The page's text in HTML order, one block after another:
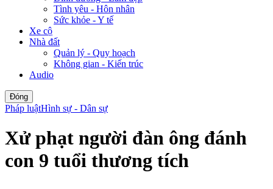
Tình yêu - Hôn nhân
Sức khỏe - Y tế
Xe cộ
Nhà đất
Quản lý - Quy hoạch
Không gian - Kiến trúc
Audio
Đóng
Pháp luậtHình sự - Dân sự
Xử phạt người đàn ông đánh
con 9 tuổi thương tích